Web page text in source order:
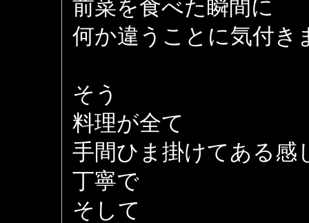
前菜を食べた瞬間に
何か違うことに気付き
そう
料理が全て
手間ひま掛けてある感
丁寧で
そして